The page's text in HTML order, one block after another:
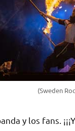
(Sweden
y los fans.